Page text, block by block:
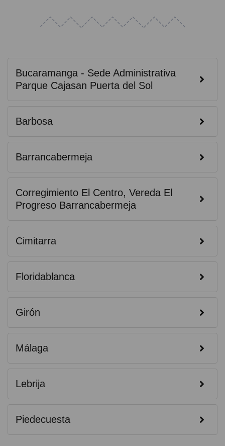
Bucaramanga - Sede Administrativa
Parque Cajasan Puerta del Sol
Barbosa
Barrancabermeja
Corregimiento El Centro, Vereda El
Progreso Barrancabermeja
Cimitarra
Floridablanca
Girón
Málaga
Lebrija
Piedecuesta